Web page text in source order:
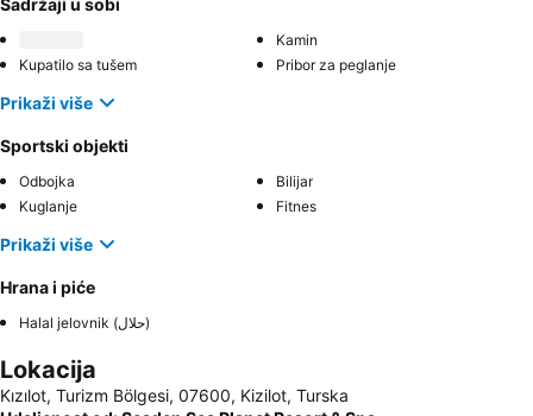
Sadržaji u sobi
Kamin
Kupatilo sa tušem
Pribor za peglanje
Prikaži više
Sportski objekti
Odbojka
Bilijar
Kuglanje
Fitnes
Prikaži više
Hrana i piće
Halal jelovnik (حلال)
Lokacija
Kızılot, Turizm Bölgesi, 07600, Kizilot, Turska